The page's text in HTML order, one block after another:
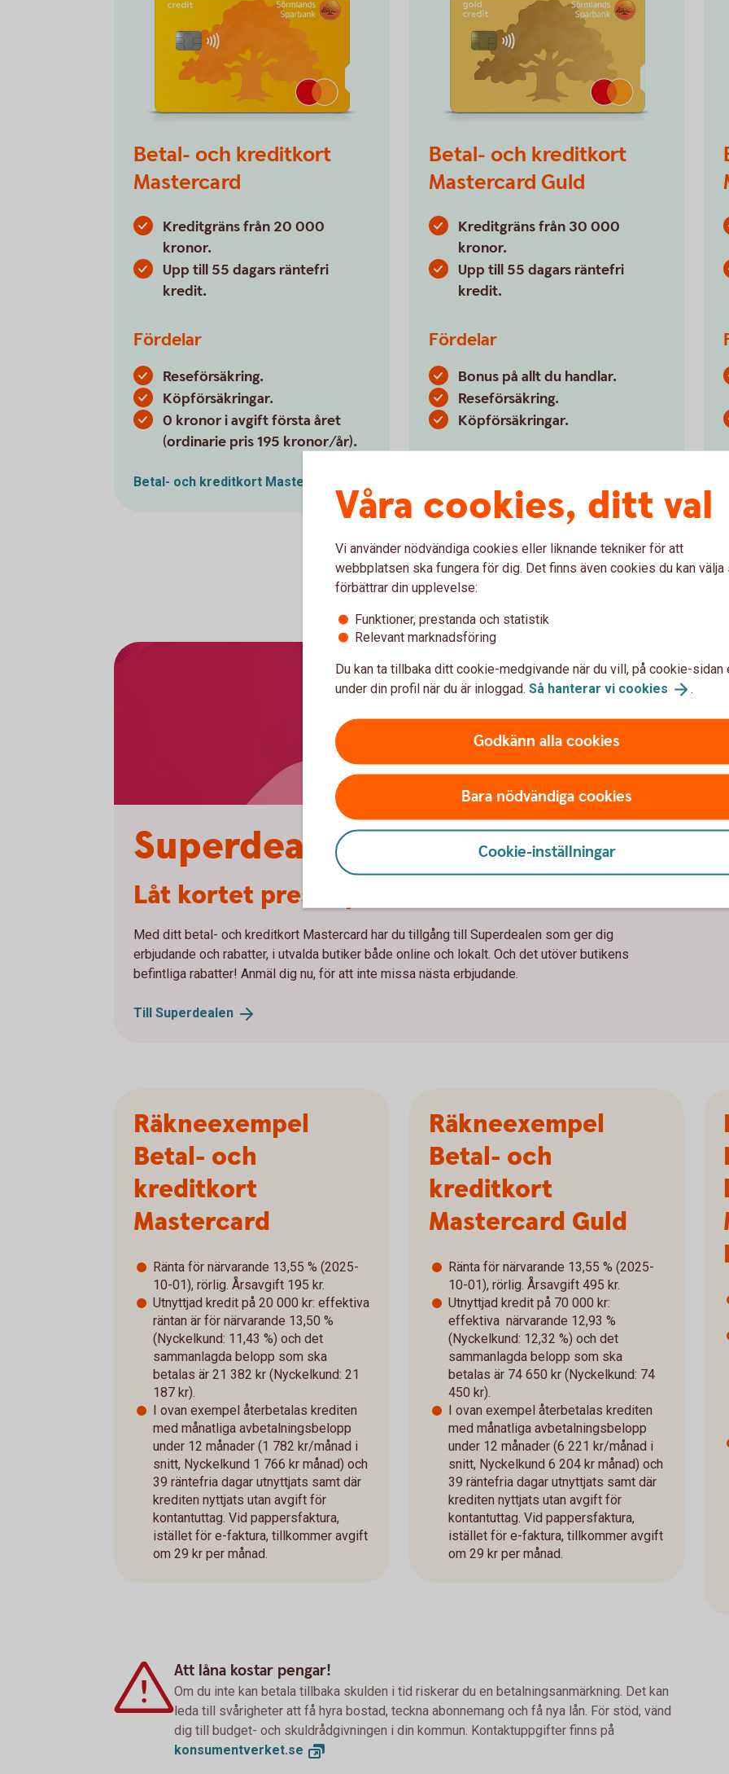
Betal- och kreditkort
Mastercard
Kreditgräns från 20 000
kronor.
Upp till 55 dagars räntefri
kredit.
Fördelar
Reseförsäkring.
Köpförsäkringar.
0 kronor i avgift första året
(ordinarie pris 195 kronor/år).
Betal- och kreditkort Mastercard
Betal- och kreditkort
Mastercard Guld
Kreditgräns från 30 000
kronor.
Upp till 55 dagars räntefri
kredit.
Fördelar
Bonus på allt du handlar.
Reseförsäkring.
Köpförsäkringar.
Superdealen!
Låt kortet pressa priset!
Med ditt betal- och kreditkort Mastercard har du tillgång till Superdealen som ger dig
erbjudande och rabatter, i utvalda butiker både online och lokalt. Och det utöver butikens
befintliga rabatter! Anmäl dig nu, för att inte missa nästa erbjudande.
Till Superdealen
Räkneexempel
Betal- och
kreditkort
Mastercard
Ränta för närvarande 13,55 % (2025-
10-01), rörlig. Årsavgift 195 kr.
Utnyttjad kredit på 20 000 kr: effektiva
räntan är för närvarande 13,50 %
(Nyckelkund: 11,43 %) och det
sammanlagda belopp som ska
betalas är 21 382 kr (Nyckelkund: 21
187 kr).
I ovan exempel återbetalas krediten
med månatliga avbetalningsbelopp
under 12 månader (1 782 kr/månad i
snitt, Nyckelkund 1 766 kr månad) och
39 räntefria dagar utnyttjats samt där
krediten nyttjats utan avgift för
kontantuttag. Vid pappersfaktura,
istället för e-faktura, tillkommer avgift
om 29 kr per månad.
Räkneexempel
Betal- och
kreditkort
Mastercard Guld
Ränta för närvarande 13,55 % (2025-
10-01), rörlig. Årsavgift 495 kr.
Utnyttjad kredit på 70 000 kr:
effektiva närvarande 12,93 %
(Nyckelkund: 12,32 %) och det
sammanlagda belopp som ska
betalas är 74 650 kr (Nyckelkund: 74
450 kr).
I ovan exempel återbetalas krediten
med månatliga avbetalningsbelopp
under 12 månader (6 221 kr/månad i
snitt, Nyckelkund 6 204 kr månad) och
39 räntefria dagar utnyttjats samt där
krediten nyttjats utan avgift för
kontantuttag. Vid pappersfaktura,
istället för e-faktura, tillkommer avgift
om 29 kr per månad.
Att låna kostar pengar!
Om du inte kan betala tillbaka skulden i tid riskerar du en betalningsanmärkning. Det kan
leda till svårigheter att få hyra bostad, teckna abonnemang och få nya lån. För stöd, vänd
dig till budget- och skuldrådgivningen i din kommun. Kontaktuppgifter finns på
konsumentverket.se
Våra cookies, ditt val
Vi använder nödvändiga cookies eller liknande tekniker för att
webbplatsen ska fungera för dig. Det finns även cookies du kan välja
förbättrar din upplevelse:
Funktioner, prestanda och statistik
Relevant marknadsföring
Du kan ta tillbaka ditt cookie-medgivande när du vill, på cookie-sidan
under din profil när du är inloggad. Så hanterar vi cookies .
Godkänn alla cookies
Bara nödvändiga cookies
Cookie-inställningar